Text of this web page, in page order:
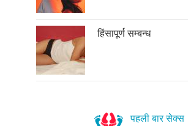
हिंसापूर्ण सम्बन्ध
पहली बार सेक्स